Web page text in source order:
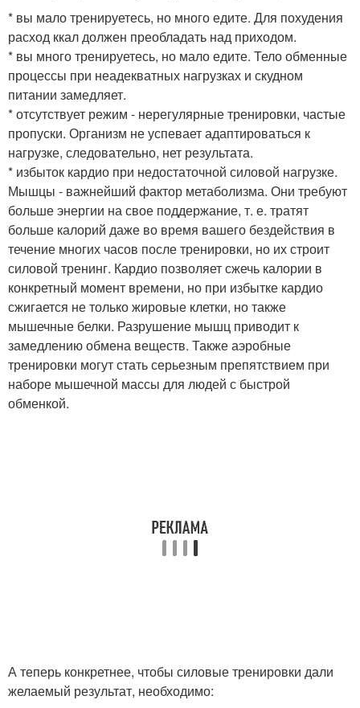
* вы мало тренируетесь, но много едите. Для похудения
расход ккал должен преобладать над приходом.
* вы много тренируетесь, но мало едите. Тело обменные
процессы при неадекватных нагрузках и скудном
питании замедляет.
* отсутствует режим - нерегулярные тренировки, частые
пропуски. Организм не успевает адаптироваться к
нагрузке, следовательно, нет результата.
* избыток кардио при недостаточной силовой нагрузке.
Мышцы - важнейший фактор метаболизма. Они требуют
больше энергии на свое поддержание, т. е. тратят
больше калорий даже во время вашего бездействия в
течение многих часов после тренировки, но их строит
силовой тренинг. Кардио позволяет сжечь калории в
конкретный момент времени, но при избытке кардио
сжигается не только жировые клетки, но также
мышечные белки. Разрушение мышц приводит к
замедлению обмена веществ. Также аэробные
тренировки могут стать серьезным препятствием при
наборе мышечной массы для людей с быстрой
обменкой.
А теперь конкретнее, чтобы силовые тренировки дали
желаемый результат, необходимо: